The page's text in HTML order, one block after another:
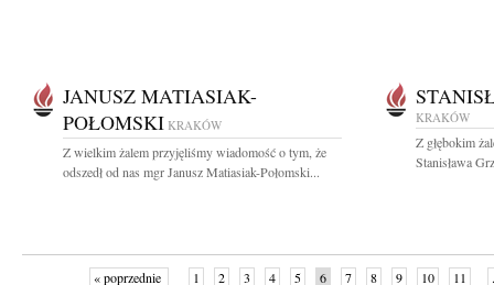
JANUSZ MATIASIAK-
POŁOMSKI KRAKÓW
Z wielkim żalem przyjęliśmy wiadomość o tym, że
odszedł od nas mgr Janusz Matiasiak-Połomski...
KRAKÓW
Z głębokim
Stanisława
« poprzednie 1 2 3 4 5 6 7 8 9 10 11